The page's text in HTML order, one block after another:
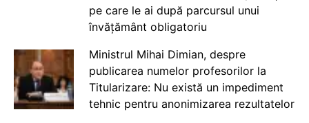
pe care le ai după parcursul unui
învățământ obligatoriu
Ministrul Mihai Dimian, despre
publicarea numelor profesorilor la
Titularizare: Nu există un impediment
tehnic pentru anonimizarea rezultatelor